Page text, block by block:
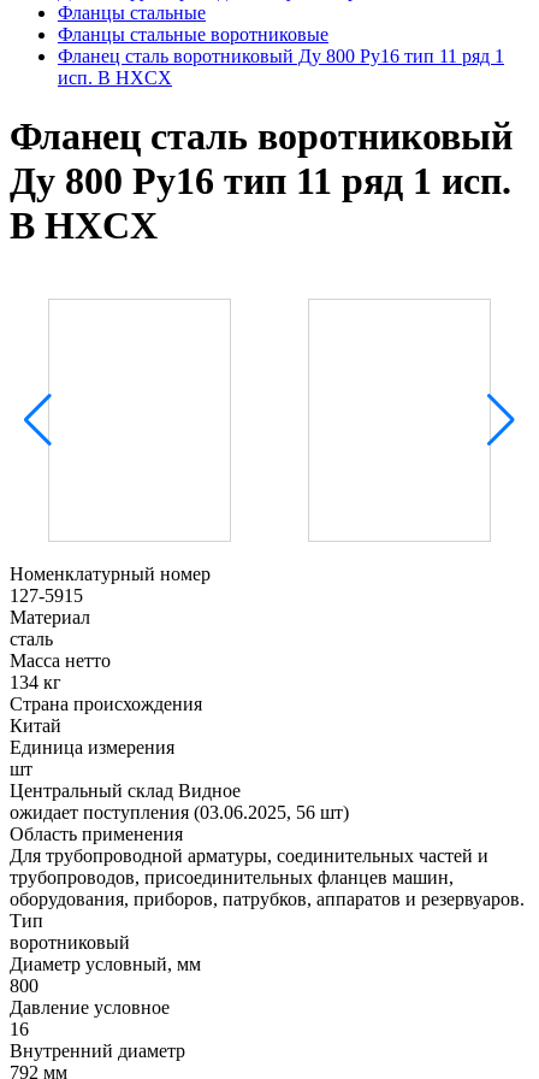
Фланцы стальные
Фланцы стальные воротниковые
Фланец сталь воротниковый Ду 800 Ру16 тип 11 ряд 1
исп. B HXCX
Фланец сталь воротниковый
Ду 800 Ру16 тип 11 ряд 1 исп.
B HXCX
Номенклатурный номер
127-5915
Материал
сталь
Масса нетто
134 кг
Страна происхождения
Китай
Единица измерения
шт
Центральный склад Видное
ожидает поступления (03.06.2025, 56 шт)
Область применения
Для трубопроводной арматуры, соединительных частей и
трубопроводов, присоединительных фланцев машин,
оборудования, приборов, патрубков, аппаратов и резервуаров.
Тип
воротниковый
Диаметр условный, мм
800
Давление условное
16
Внутренний диаметр
792 мм